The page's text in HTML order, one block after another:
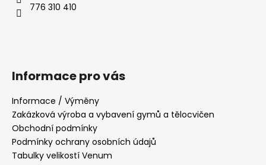
776 310 410
Informace pro vás
Informace / Výměny
Zakázková výroba a vybavení gymů a tělocvičen
Obchodní podmínky
Podmínky ochrany osobních údajů
Tabulky velikostí Venum